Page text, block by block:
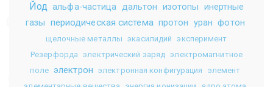
Йод альфа-частица дальтон изотопы инертные
газы периодическая система протон уран фотон
щелочные металлы экасилидий
эксперимент
Резерфорда
электрический заряд электромагнитное
поле электрон электронная конфигурация
элемент